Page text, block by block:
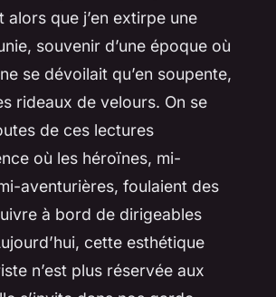
alors que j’en extirpe une
souvenir d’une époque où
se dévoilait qu’en soupente,
rideaux de velours. On se
de ces lectures
où les héroïnes, mi-
aventurières, foulaient des
à bord de dirigeables
cette esthétique
n’est plus réservée aux